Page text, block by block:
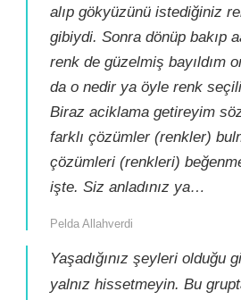
alıp gökyüzünü istediğiniz
gibiydi. Sonra dönüp bakıp
renk de güzelmiş bayıldım
da o nedir ya öyle renk
Biraz aciklama getireyim
farklı çözümler (renkler)
çözümleri (renkleri)
işte. Siz anladınız ya…
Pelda Allahverdi
Yaşadığınız şeyleri olduğu
yalnız hissetmeyin. Bu